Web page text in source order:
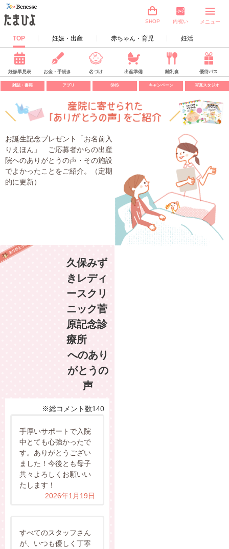
TOP 妊娠・出産 赤ちゃん・育児 妊活
SHOP 内祝い メニュー
妊娠早見表 お金・手続き 名づけ 出産準備 離乳食 優待パス
雑誌・書籍 アプリ SNS キャンペーン 写真スタジオ
お誕生記念プレゼント「お名前入
りえほん」 ご応募者からの出産
院へのありがとうの声・その施設
でよかったことをご紹介。（定期
的に更新）
久保みず
きレディ
ースクリ
ニック菅
原記念診
療所
へのあり
がとうの
声
※総コメント数140
手厚いサポートで入院
中とても心強かったで
す。ありがとうござい
ました！今後とも母子
共々よろしくお願いい
たします！
2026年1月19日
すべてのスタッフさん
が、いつも優しく丁寧